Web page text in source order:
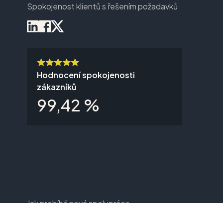
Spokojenost klientů s řešením požadavků
Hodnocení spokojenosti
zákazníků
99,42 %